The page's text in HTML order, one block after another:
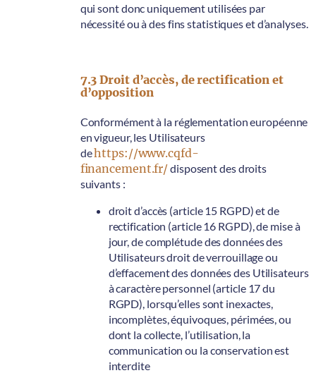
qui sont donc uniquement utilisées par
nécessité ou à des fins statistiques et d’analyses.
7.3 Droit d’accès, de rectification et
d’opposition
Conformément à la réglementation européenne
en vigueur, les Utilisateurs
dehttps://www.cqfd-
financement.fr/disposent des droits
suivants :
droit d’accès (article 15 RGPD) et de
rectification (article 16 RGPD), de mise à
jour, de complétude des données des
Utilisateurs droit de verrouillage ou
d’effacement des données des Utilisateurs
à caractère personnel (article 17 du
RGPD), lorsqu’elles sont inexactes,
incomplètes, équivoques, périmées, ou
dont la collecte, l’utilisation, la
communication ou la conservation est
interdite